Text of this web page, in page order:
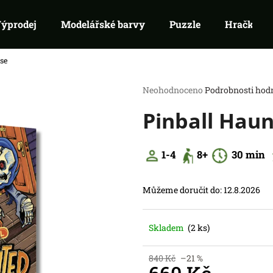
Modelářské barvy Puzzle Hračky
Průměrné
produktu
je
Neohodnoceno Podrobnosti
Pinball
1-4 8+ 30 min
Můžeme doručit do:12.8.2026
Skladem (2 ks)
840 Kč –21 %
HLEDAT
Doporučujeme
LEAGUE OF LEGENDS
- UNLEASHED: BOOSTER
SWU 08:
BOOSTER